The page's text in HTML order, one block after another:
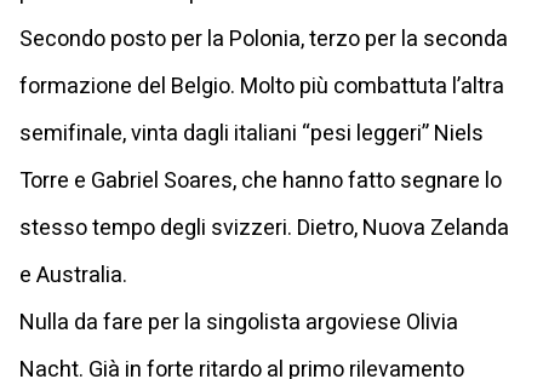
Secondo posto per la Polonia, terzo per la seconda
formazione del Belgio. Molto più combattuta l’altra
semifinale, vinta dagli italiani “pesi leggeri” Niels
Torre e Gabriel Soares, che hanno fatto segnare lo
stesso tempo degli svizzeri. Dietro, Nuova Zelanda
e Australia.
Nulla da fare per la singolista argoviese Olivia
Nacht. Già in forte ritardo al primo rilevamento